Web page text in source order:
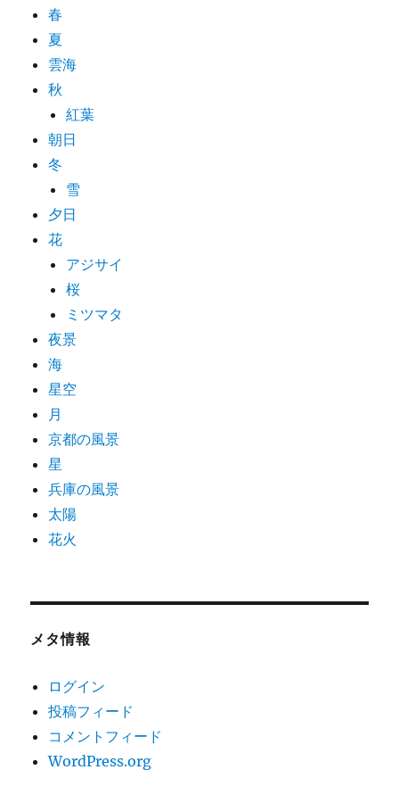
春
夏
雲海
秋
紅葉
朝日
冬
雪
夕日
花
アジサイ
桜
ミツマタ
夜景
海
星空
月
京都の風景
星
兵庫の風景
太陽
花火
メタ情報
ログイン
投稿フィード
コメントフィード
WordPress.org